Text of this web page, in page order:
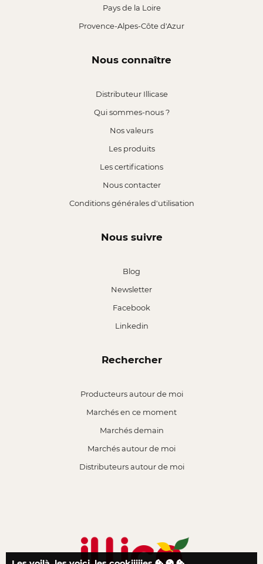
Pays de la Loire
Provence-Alpes-Côte d'Azur
Nous connaître
Distributeur Illicase
Qui sommes-nous ?
Nos valeurs
Les produits
Les certifications
Nous contacter
Conditions générales d'utilisation
Nous suivre
Blog
Newsletter
Facebook
Linkedin
Rechercher
Producteurs autour de moi
Marchés en ce moment
Marchés demain
Marchés autour de moi
Distributeurs autour de moi